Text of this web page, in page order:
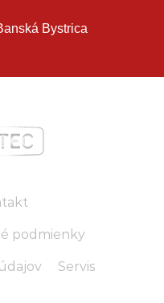
Bystrica
podmienky
Servis